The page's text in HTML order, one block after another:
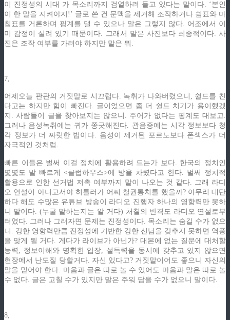
이 진정성의 시대 가 목소리까지 검열하려 들고 있다는 말이다. ‘본인
이 한 말을 지켜야지!’ 글로 쓴 건 문맥을 제거해 조작하거나 쉼표와 마
침표를 거론하며 핑계를 댈 수 있으나 말은 그렇지 않다. 어조에서 이
미 감정이 실려 있기 때문이다. 그래서 말은 사진보다 최종적이다. 사
진은 조작 여부를 가려야 하지만 말은 뭐.
7,
어제오늘 판관의 거짓말로 시끄럽다. 녹취가 나와버렸으니, 쉴드를 친
다고는 하지만 힘이 빠진다. 글이었으면 좀 더 쉴드 치기가 용이했겠
지. 사람들이 글을 찾아보지는 않으니. 주어가 없다는 핑계도 대보고.
그러나 음성녹취에는 귀가 쫑긋해진다. 관음증에는 시각 정보보다 청
각 정보가 더 짜릿한 법이다. 음성이 제거된 포르노보다 폰섹스가 더
자극적인 것처럼.
빠른 이들은 벌써 이걸 정치에 활용하려 드는가 보다. 한국의 정치인
몇몇도 발 빠르게 <클럽하우스>에 방을 차렸다고 한다. 벌써 정치적
활용으로 인한 선거법 저촉 여부까지 말이 나오는 것 같다. 그래 라디
오 연설이 아니고서야 히틀러가 어찌 철권통치를 했을까? 아무리 대단
하다 해도 수많은 유튜브 방송이 라디오 진행자 하나의 영향력만 못하
니 말이다. (누굴 말하는지는 알 거다) 처칠의 반격도 라디오 연설로부
터였다. 그러나 그러자면 문제는 진정성이다. 목소리는 숨길 수가 없으
니. 강한 영향력만큼 진정성에 기반한 강한 신념을 갖추지 못하면 역풍
을 맞게 될 거다. 게다가 라이브가 아닌가? 대본에 없는 질문에 대처할
능력, 정보이해와 명확한 입장, 설득력을 동시에 갖추고 있지 않으면
현장에서 난도질 당할거다. 자신 있다고? 거짓말이어도 좋으니 자신의
말을 믿어야 한다. 마음과 글은 따로 놀 수 있어도 마음과 말은 따로 놀
수 없다. 글은 고칠 수가 있지만 말은 주워 담을 수가 없으니 말이다.
8,